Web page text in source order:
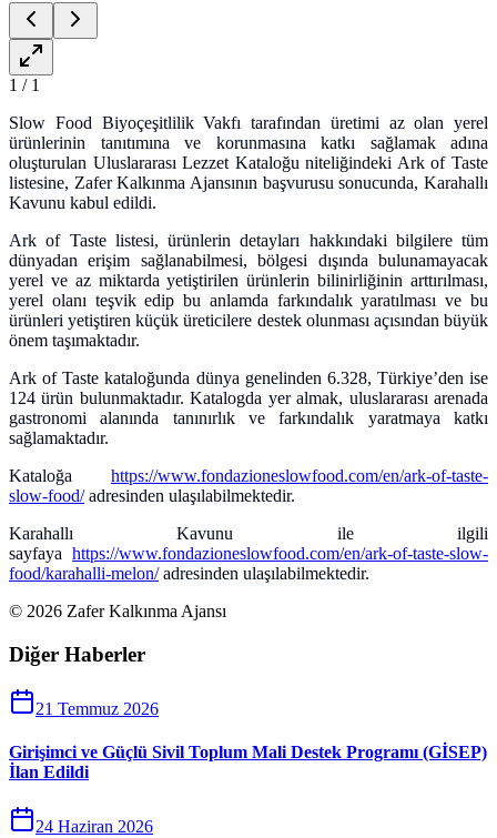
1 / 1
Slow Food Biyoçeşitlilik Vakfı tarafından üretimi az olan yerel
ürünlerinin tanıtımına ve korunmasına katkı sağlamak adına
oluşturulan Uluslararası Lezzet Kataloğu niteliğindeki Ark of Taste
listesine, Zafer Kalkınma Ajansının başvurusu sonucunda, Karahallı
Kavunu kabul edildi.
Ark of Taste listesi, ürünlerin detayları hakkındaki bilgilere tüm
dünyadan erişim sağlanabilmesi, bölgesi dışında bulunamayacak
yerel ve az miktarda yetiştirilen ürünlerin bilinirliğinin arttırılması,
yerel olanı teşvik edip bu anlamda farkındalık yaratılması ve bu
ürünleri yetiştiren küçük üreticilere destek olunması açısından büyük
önem taşımaktadır.
Ark of Taste kataloğunda dünya genelinden 6.328, Türkiye’den ise
124 ürün bulunmaktadır. Katalogda yer almak, uluslararası arenada
gastronomi alanında tanınırlık ve farkındalık yaratmaya katkı
sağlamaktadır.
Kataloğa https://www.fondazioneslowfood.com/en/ark-of-taste-
slow-food/adresinden ulaşılabilmektedir.
Karahallı Kavunu ile ilgili
sayfaya https://www.fondazioneslowfood.com/en/ark-of-taste-slow-
food/karahalli-melon/adresinden ulaşılabilmektedir.
© 2026 Zafer Kalkınma Ajansı
Diğer Haberler
21 Temmuz 2026
Girişimci ve Güçlü Sivil Toplum Mali Destek Programı (GİSEP)
İlan Edildi
24 Haziran 2026